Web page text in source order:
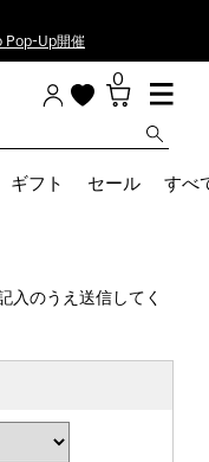
Pop-Up開催
0
ギフト セール すべ
入のうえ送信してく